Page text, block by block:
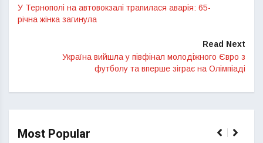
У Тернополі на автовокзалі трапилася аварія: 65-
річна жінка загинула
Read Next
Україна вийшла у півфінал молодіжного Євро з
футболу та вперше зіграє на Олімпіаді
Most Popular